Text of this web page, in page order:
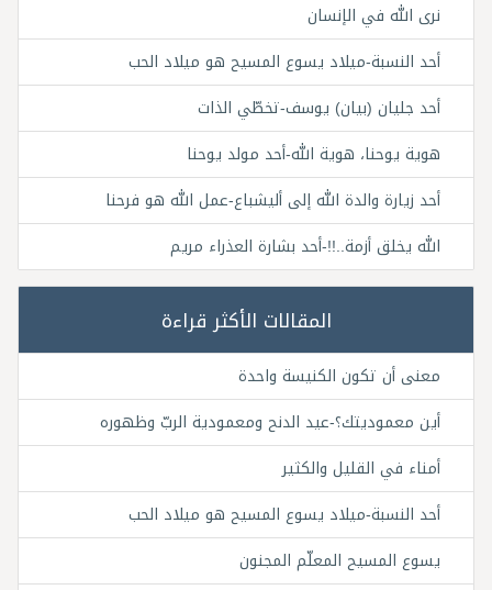
نرى الله في الإنسان
أحد النسبة-ميلاد يسوع المسيح هو ميلاد الحب
أحد جليان (بيان) يوسف-تخطّي الذات
هوية يوحنا، هوية الله-أحد مولد يوحنا
أحد زيارة والدة الله إلى أليشباع-عمل الله هو فرحنا
الله يخلق أزمة..!!-أحد بشارة العذراء مريم
المقالات الأكثر قراءة
معنى أن تكون الكنيسة واحدة
أين معموديتك؟-عيد الدنح ومعمودية الربّ وظهوره
أمناء في القليل والكثير
أحد النسبة-ميلاد يسوع المسيح هو ميلاد الحب
يسوع المسيح المعلّم المجنون